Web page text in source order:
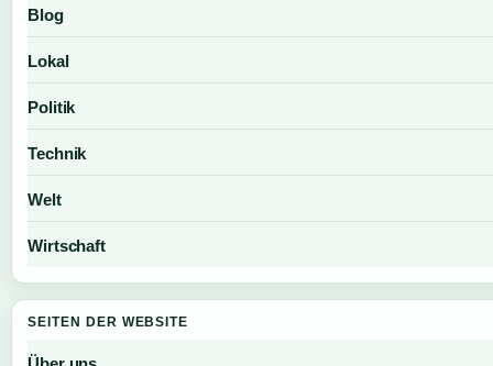
Blog
Lokal
Politik
Technik
Welt
Wirtschaft
SEITEN DER WEBSITE